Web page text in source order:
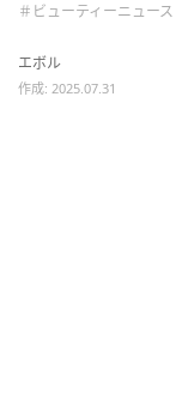
＃ビューティーニュース
エボル
作成: 2025.07.31